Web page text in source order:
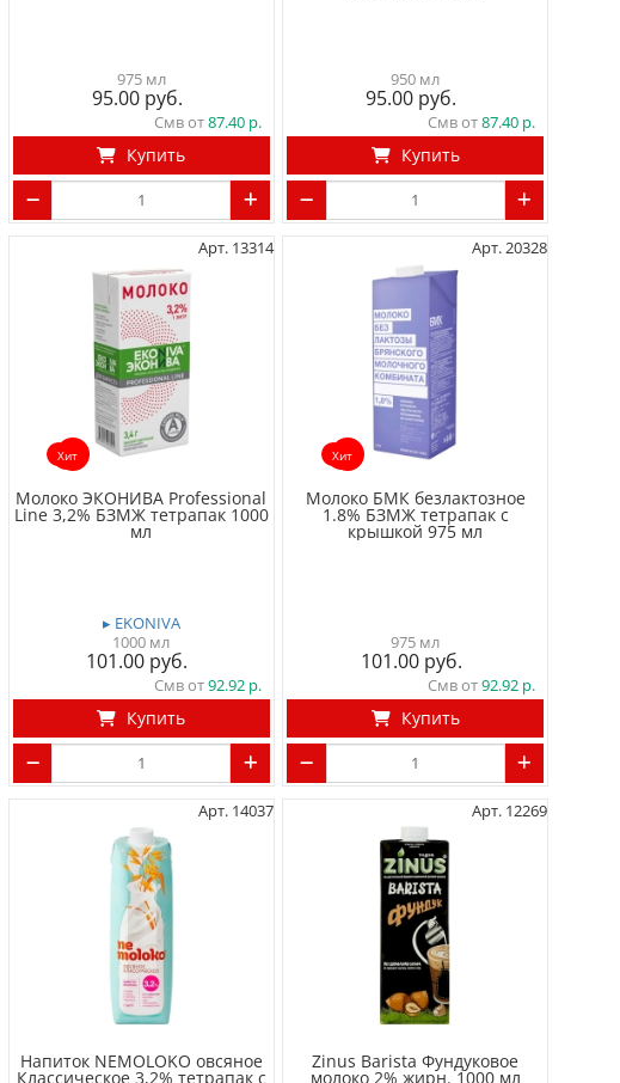
975 мл
95.00
Смв от87.40
Купить
950 мл
95.00
Смв от87.40
Купить
Арт. 13314
Хит
Молоко ЭКОНИВА Professional
Line 3,2% БЗМЖ тетрапак 1000
мл
▸ EKONIVA
1000 мл
101.00
Смв от92.92
Купить
Арт. 20328
Хит
Молоко БМК безлактозное
1.8% БЗМЖ тетрапак с
крышкой 975 мл
975 мл
101.00
Смв от92.92
Купить
Арт. 14037
Напиток NEMOLOKO овсяное
Классическое 3,2% тетрапак с
Арт. 12269
Zinus Barista Фундуковое
молоко 2% жирн. 1000 мл